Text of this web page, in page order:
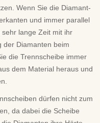
Wenn Sie die Diamant-
und immer parallel
lange Zeit mit ihr
der Diamanten beim
die Trennscheibe immer
dem Material heraus und
dürfen nicht zum
da dabei die Scheibe